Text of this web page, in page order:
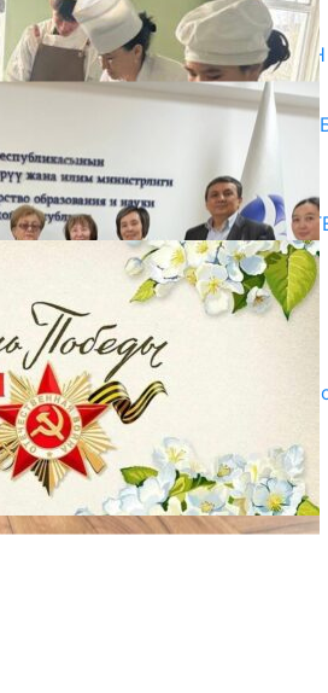
10.08.2026
ЖОЖДОРГО КАБЫЛ
27.07.2026
ӨЗҮҢДҮН КЕЛЕЧЕГИҢ ҮЧҮН
20.07.2026
Медиа
СУЗАКТА 750 ОРУНДУУ
ПАЙДАЛАНУУГА БЕРИЛЕТ
07.08.2025
Улуу Жеңиштин жандуу сөзү
29.04.2025
Награды в преддверии Дня
29.04.2025